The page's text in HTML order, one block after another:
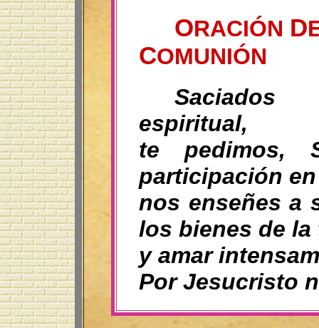
ORACIÓN D
COMUNIÓN
espiritual,
te pedimos,
participación
nos enseñes a
los bienes de la
y amar
Por Jesucristo